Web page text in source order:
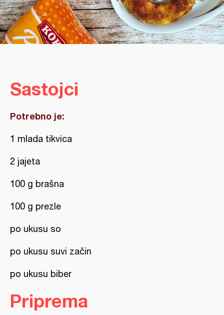
Sastojci
Potrebno je:
1 mlada tikvica
2 jajeta
100 g brašna
100 g prezle
po ukusu so
po ukusu suvi začin
po ukusu biber
Priprema